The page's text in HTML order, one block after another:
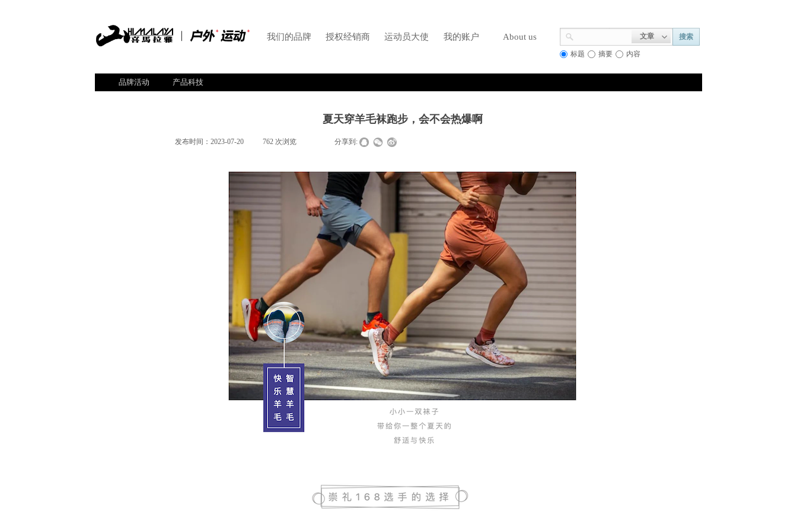
文章 搜索
标题 摘要 内容
我们的品牌 授权经销商 运动员大使 我的账户 About us
品牌活动 产品科技
夏天穿羊毛袜跑步，会不会热爆啊
发布时间： 2023-07-20 762 次浏览 分享到: